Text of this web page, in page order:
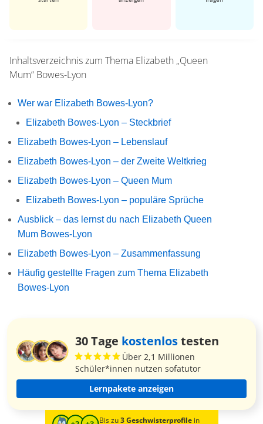
Inhaltsverzeichnis zum Thema Elizabeth „Queen
Mum“ Bowes-Lyon
Wer war Elizabeth Bowes-Lyon?
Elizabeth Bowes-Lyon – Steckbrief
Elizabeth Bowes-Lyon – Lebenslauf
Elizabeth Bowes-Lyon – der Zweite Weltkrieg
Elizabeth Bowes-Lyon – Queen Mum
Elizabeth Bowes-Lyon – populäre Sprüche
Ausblick – das lernst du nach Elizabeth Queen
Mum Bowes-Lyon
Elizabeth Bowes-Lyon – Zusammenfassung
Häufig gestellte Fragen zum Thema Elizabeth
Bowes-Lyon
30 Tage kostenlostesten
Über 2,1 Millionen
Schüler*innen nutzen sofatutor
Lernpakete anzeigen
Bis zu3 Geschwisterprofilein